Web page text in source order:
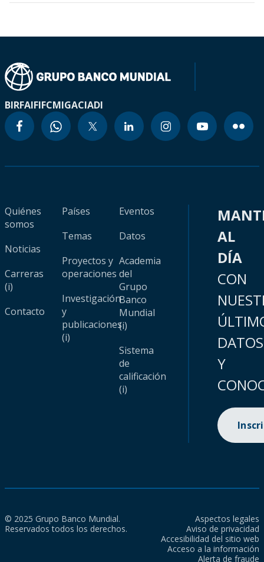
BIRFAIFIFCMIGACIADI
Quiénes
somos
Noticias
Carreras
(i)
Contacto
Países
Temas
Proyectos y
operaciones
Investigación
y
publicaciones
(i)
Eventos
Datos
Academia
del
Grupo
Banco
Mundial
(i)
Sistema
de
calificación
(i)
AL
DÍA
CON
DATOS
Y
© 2025 Grupo Banco Mundial.
Reservados todos los derechos.
Aspectos legales
Aviso de privacidad
Accesibilidad del sitio web
Acceso a la información
Alerta de fraude